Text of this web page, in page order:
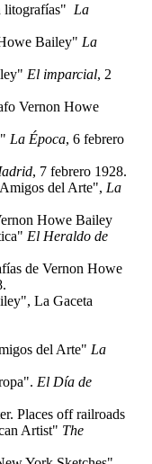
litografías" La
Bailey" La
El imparcial, 2
Vernon Howe
La Época, 6 febrero
, 7 febrero 1928.
del Arte", La
Howe Bailey
El Heraldo de
de Vernon Howe
La Gaceta
del Arte" La
El Día de
Places off railroads
Artist" The